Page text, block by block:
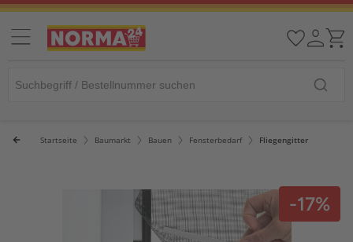
Startseite Baumarkt Bauen Fensterbedarf Fliegengitter
-17%